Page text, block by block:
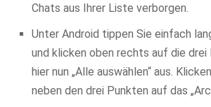
Chats aus Ihrer Liste verborgen.
Unter Android tippen Sie einfach
und klicken oben rechts auf die drei
hier nun „Alle auswählen“ aus.
neben den drei Punkten auf das